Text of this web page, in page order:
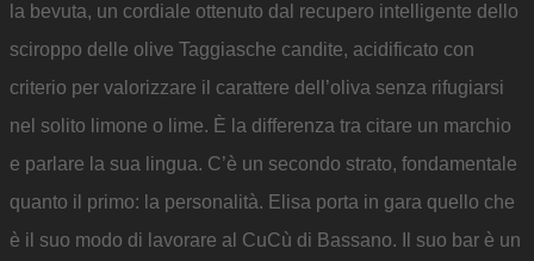
la bevuta, un cordiale ottenuto dal recupero intelligente dello
sciroppo delle olive Taggiasche candite, acidificato con
criterio per valorizzare il carattere dell’oliva senza rifugiarsi
nel solito limone o lime. È la differenza tra citare un marchio
e parlare la sua lingua. C’è un secondo strato, fondamentale
quanto il primo: la personalità. Elisa porta in gara quello che
è il suo modo di lavorare al CuCù di Bassano. Il suo bar è un